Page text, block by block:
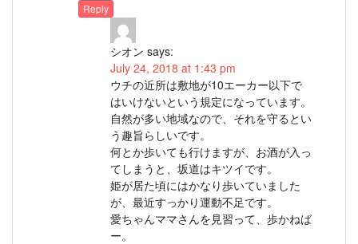
Reply
シオン says:
July 24, 2018 at 1:43 pm
ウチの近所は敷地が10エーカー以下で
はいけないという規定になっています。
自然が多い地域なので、それを守るとい
う趣旨らしいです。
何とか歩いても行けますが、お酒が入っ
てしまうと、坂道はキツイです。
姫が居た頃にはかなり歩いていました
が、最近すっかり運動不足です。
愛ちゃんママさんを見習って、歩かねば
ー。